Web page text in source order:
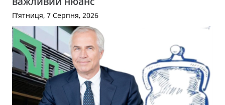
П’ятниця, 7 Серпня, 2026